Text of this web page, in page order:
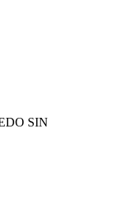
SIN